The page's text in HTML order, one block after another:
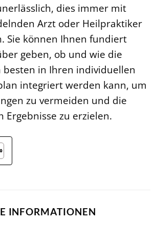
dies immer mit
Arzt oder Heilpraktiker
Sie können Ihnen fundiert
geben, ob und wie die
besten in Ihren individuellen
integriert werden kann, um
zu vermeiden und die
Ergebnisse zu erzielen.
INFORMATIONEN